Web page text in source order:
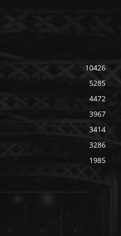
10426
5285
4472
3967
3414
3286
1985